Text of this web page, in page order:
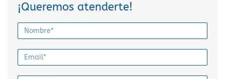
¡Queremos atenderte!